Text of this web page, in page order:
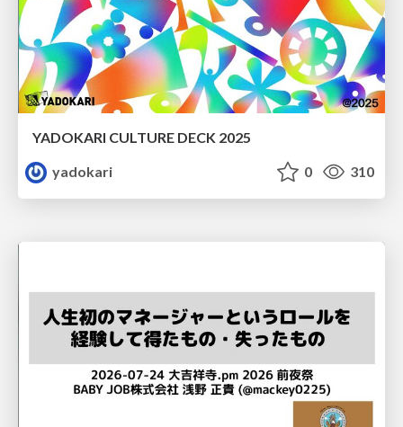
YADOKARI CULTURE DECK 2025
yadokari
0 310